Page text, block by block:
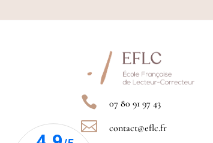
 07 80 91 97 43
 contact@eflc.fr